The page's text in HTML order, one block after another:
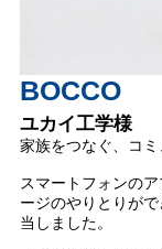
BOCCO
ユカイ工学様
家族をつなぐ、コミ
スマートフォンの
ージのやりとりが
当しました。